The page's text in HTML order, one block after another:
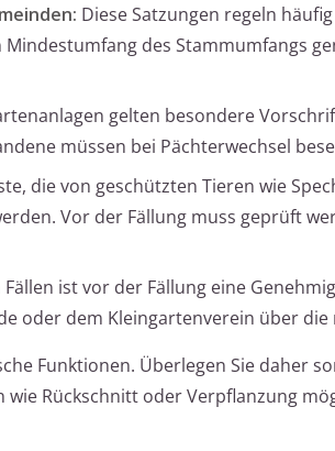
Diese Satzungen regeln
des Stammumfangs
gelten besondere
müssen bei Pächterwechsel
die von geschützten Tieren wie
Vor der Fällung muss geprüft
Fällen ist vor der Fällung eine
oder dem Kleingartenverein über die
Funktionen. Überlegen Sie daher
Rückschnitt oder Verpflanzung